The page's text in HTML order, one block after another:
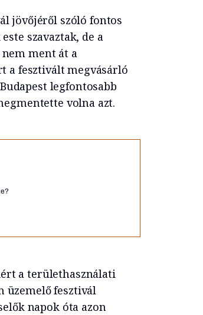
jövőjéről szóló fontos
szavaztak, de a
ment át a
a fesztivált megvásárló
legfontosabb
volna azt.
a területhasználati
üzemelő fesztivál
napok óta azon